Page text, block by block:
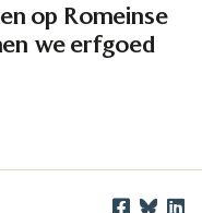
op Romeinse
we erfgoed